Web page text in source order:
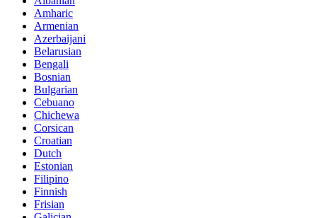
Amharic
Armenian
Azerbaijani
Belarusian
Bengali
Bosnian
Bulgarian
Cebuano
Chichewa
Corsican
Croatian
Dutch
Estonian
Filipino
Finnish
Frisian